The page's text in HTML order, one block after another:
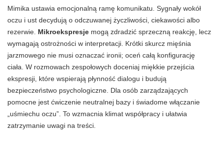
Mimika ustawia emocjonalną ramę komunikatu. Sygnały wokół
oczu i ust decydują o odczuwanej życzliwości, ciekawości albo
rezerwie. Mikroekspresje mogą zdradzić sprzeczną reakcję, lecz
wymagają ostrożności w interpretacji. Krótki skurcz mięśnia
jarzmowego nie musi oznaczać ironii; oceń całą konfigurację
ciała. W rozmowach zespołowych doceniaj miękkie przejścia
ekspresji, które wspierają płynność dialogu i budują
bezpieczeństwo psychologiczne. Dla osób zarządzających
pomocne jest ćwiczenie neutralnej bazy i świadome włączanie
„uśmiechu oczu”. To wzmacnia klimat współpracy i ułatwia
zatrzymanie uwagi na treści.